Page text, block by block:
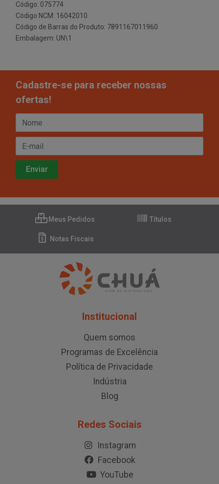
Código: 075774
Código NCM: 16042010
Código de Barras do Produto: 7891167011960
Embalagem: UN\1
Cadastre-se para receber nossas
ofertas!
Meus Pedidos Títulos
Notas Fiscais
Institucional
Quem somos
Programas de Excelência
Política de Privacidade
Indústria
Blog
Redes Sociais
Instagram
Facebook
YouTube